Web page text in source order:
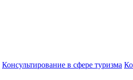
Консультирование в сфере туризма